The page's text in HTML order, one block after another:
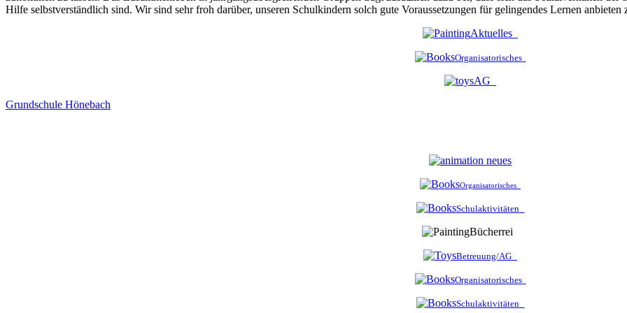
Hilfe selbstverständlich sind. Wir sind sehr froh darüber, unseren Schulkindern solch gute Voraussetzungen für gelingendes Lernen anbieten
Aktuelles
Organisatorisches
AG
Grundschule Hönebach
Organisatorisches
Schulaktivitäten
Bücherrei
Betreuung/AG
Organisatorisches
Schulaktivitäten